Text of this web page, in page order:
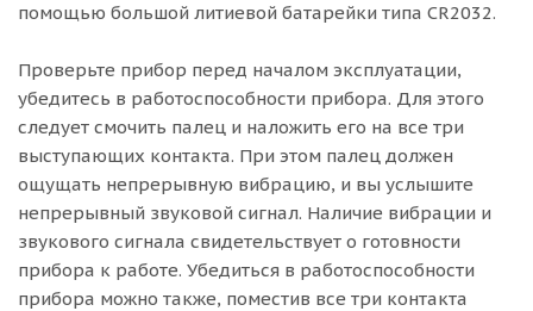
помощью большой литиевой батарейки типа CR2032.
Проверьте прибор перед началом эксплуатации,
убедитесь в работоспособности прибора. Для этого
следует смочить палец и наложить его на все три
выступающих контакта. При этом палец должен
ощущать непрерывную вибрацию, и вы услышите
непрерывный звуковой сигнал. Наличие вибрации и
звукового сигнала свидетельствует о готовности
прибора к работе. Убедиться в работоспособности
прибора можно также, поместив все три контакта